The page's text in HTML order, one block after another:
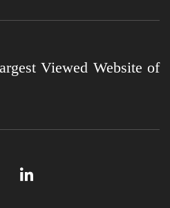
Viewed Website of